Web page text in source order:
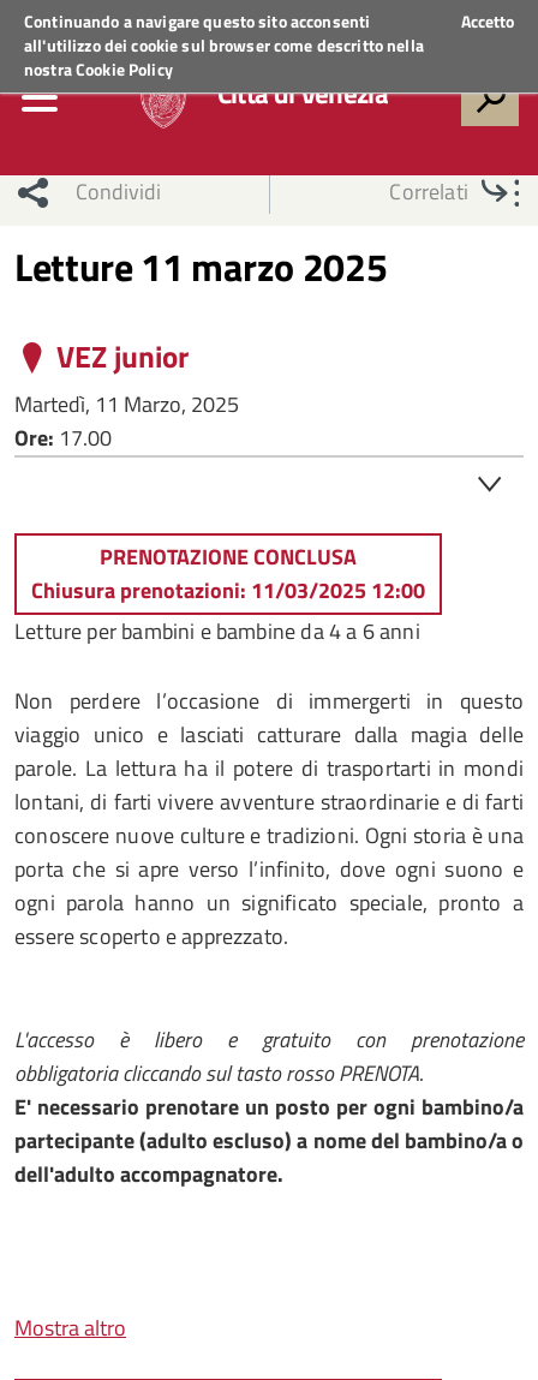
Continuando a navigare questo sito acconsenti
all'utilizzo dei cookie sul browser come descritto nella
nostraCookie Policy
Accetto
Regione VenetoACCEDI AI SERVIZI
Città di Venezia
Condividi Correlati
Letture 11 marzo 2025
VEZ junior
Martedì, 11 Marzo, 2025
Ore: 17.00
PRENOTAZIONE CONCLUSA
Chiusura prenotazioni: 11/03/2025 12:00
Letture per bambini e bambine da 4 a 6 anni
Non perdere l’occasione di immergerti in questo
viaggio unico e lasciati catturare dalla magia delle
parole. La lettura ha il potere di trasportarti in mondi
lontani, di farti vivere avventure straordinarie e di farti
conoscere nuove culture e tradizioni. Ogni storia è una
porta che si apre verso l’infinito, dove ogni suono e
ogni parola hanno un significato speciale, pronto a
essere scoperto e apprezzato.
L'accesso è libero e gratuito con prenotazione
obbligatoria cliccando sul tasto rosso PRENOTA.
E' necessario prenotare un posto per ogni bambino/a
partecipante (adulto escluso) a nome del bambino/a o
dell'adulto accompagnatore.
Mostra altro